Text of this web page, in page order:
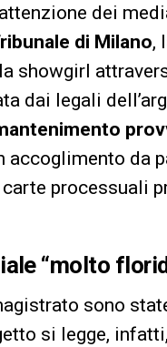
dei
di Milano,
showgirl
dai legali
accoglimento da
processuali
“molto
sono
si legge,